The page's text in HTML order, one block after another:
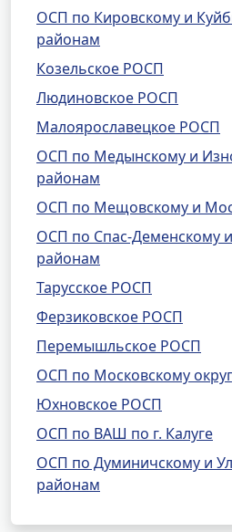
ОСП по Кировскому и
районам
Козельское РОСП
Людиновское РОСП
Малоярославецкое РОСП
ОСП по Медынскому и
районам
ОСП по Мещовскому и
ОСП по Спас-Деменскому
районам
Тарусское РОСП
Ферзиковское РОСП
Перемышльское РОСП
ОСП по Московскому
Юхновское РОСП
ОСП по ВАШ по г. Калуге
ОСП по Думиничскому и
районам